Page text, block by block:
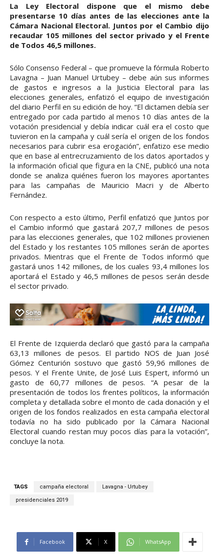
La Ley Electoral dispone que el mismo debe
presentarse 10 días antes de las elecciones ante la
Cámara Nacional Electoral. Juntos por el Cambio dijo
recaudar 105 millones del sector privado y el Frente
de Todos 46,5 millones.
Sólo Consenso Federal – que promueve la fórmula Roberto
Lavagna – Juan Manuel Urtubey – debe aún sus informes
de gastos e ingresos a la Justicia Electoral para las
elecciones generales, enfatizó el equipo de investigación
del diario Perfil en su edición de hoy. “El dictamen debía ser
entregado por cada partido al menos 10 días antes de la
votación presidencial y debía indicar cuál era el costo que
tuvieron en la campaña y cuál sería el origen de los fondos
necesarios para cubrir esa erogación”, enfatizo ese medio
que en base al entrecruzamiento de los datos aportados y
la información oficial que figura en la CNE, publicó una nota
donde se analiza quiénes fueron los mayores aportantes
para las campañas de Mauricio Macri y de Alberto
Fernández.
Con respecto a esto último, Perfil enfatizó que Juntos por
el Cambio informó que gastará 207,7 millones de pesos
para las elecciones generales, que 102 millones provienen
del Estado y los restantes 105 millones serán de aportes
privados. Mientras que el Frente de Todos informó que
gastará unos 142 millones, de los cuales 93,4 millones los
aportará el Estado y 46,5 millones de pesos serán desde
el sector privado.
El Frente de Izquierda declaró que gastó para la campaña
63,13 millones de pesos. El partido NOS de Juan José
Gómez Centurión sostuvo que gastó 59,96 millones de
pesos. Y el Frente Unite, de José Luis Espert, informó un
gasto de 60,77 millones de pesos. “A pesar de la
presentación de todos los frentes políticos, la información
completa y detallada sobre el monto de cada donación y el
origen de los fondos realizados en esta campaña electoral
todavía no ha sido publicado por la Cámara Nacional
Electoral cuando restan muy pocos días para la votación”,
concluye la nota.
TAGS campaña electoral Lavagna - Urtubey
presidenciales 2019
Facebook X WhatsApp